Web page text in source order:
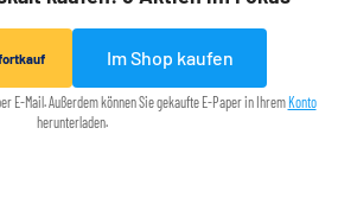
Im Shop kaufen
E-Mail. Außerdem können Sie gekaufte E-Paper in Ihrem Konto
herunterladen.